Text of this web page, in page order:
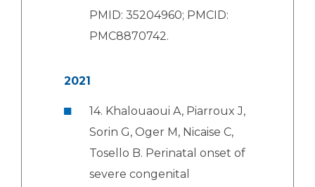
PMID: 35204960; PMCID:
PMC8870742.
2021
14. Khalouaoui A, Piarroux J,
Sorin G, Oger M, Nicaise C,
Tosello B. Perinatal onset of
severe congenital